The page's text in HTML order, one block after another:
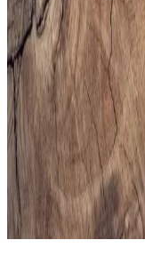
Erkekler İçin
Trendler
Erkek spor çantası
gibi önemli faktörlere
tarzınızı ve
Erkek Siyah Spor
Bir Arada
Modern erkekler için
şıklığı bir arada
stilinizi güçlendirin.